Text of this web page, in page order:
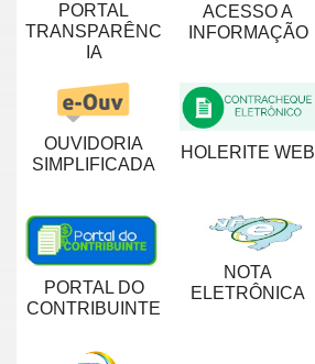
PORTAL
TRANSPARÊNC
IA
ACESSO A
INFORMAÇÃO
OUVIDORIA
SIMPLIFICADA
HOLERITE WEB
PORTAL DO
CONTRIBUINTE
NOTA
ELETRÔNICA